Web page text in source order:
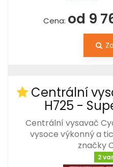
Cena: od 9
Centrální
H725 -
Centrální vysavač
vysoce výkonný a
značky
2